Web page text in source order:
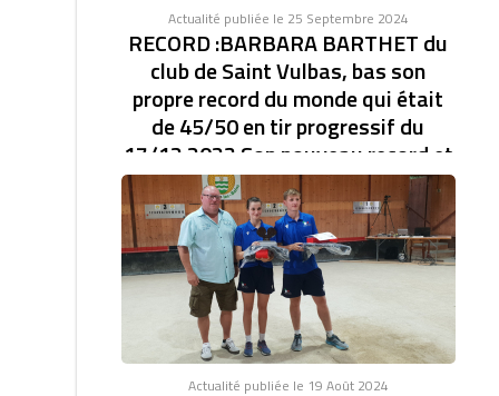
Actualité publiée le 25 Septembre 2024
RECORD :BARBARA BARTHET du
club de Saint Vulbas, bas son
propre record du monde qui était
de 45/50 en tir progressif du
17/12 2023 Son nouveau record et
de 46/47.établi à la coupe d'Europe
des clubs féminin.
RECORD DU MONDE EN TIR PROGRESSIF AVEC
46/47. BARBARA BARTHET du club de Saint Vulbas,
bas son...
Actualité publiée le 19 Août 2024